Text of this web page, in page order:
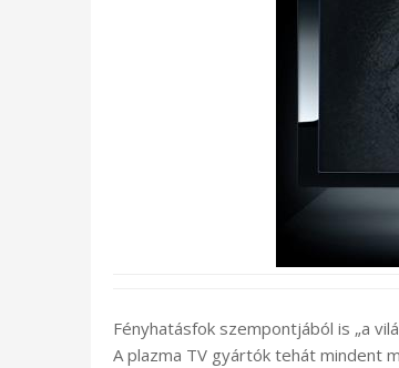
Fényhatásfok szempontjából is „a
A plazma TV gyártók tehát mindent